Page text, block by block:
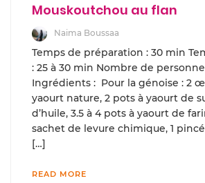
Mouskoutchou au flan
Naima Boussaa
Temps de préparation : 30 min
: 25 à 30 min Nombre de
Ingrédients : Pour la génoise : 2
yaourt nature, 2 pots à yaourt de
d’huile, 3.5 à 4 pots à yaourt de
sachet de levure chimique, 1
[…]
READ MORE